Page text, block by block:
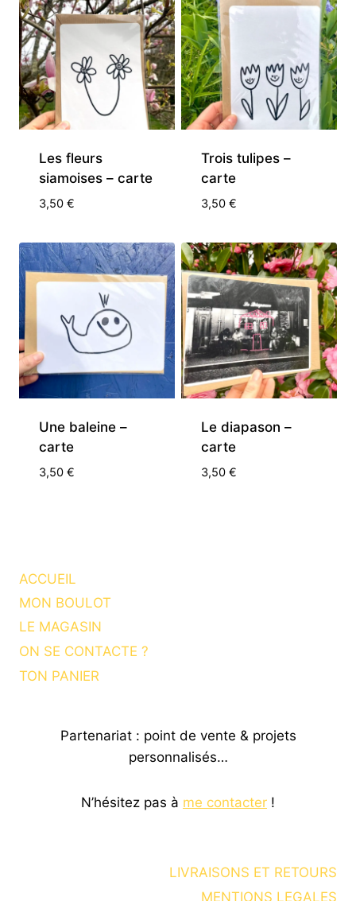
Les fleurs
siamoises – carte
3,50 €
Trois tulipes –
carte
3,50 €
Une baleine –
carte
3,50 €
Le diapason –
carte
3,50 €
ACCUEIL
MON BOULOT
LE MAGASIN
ON SE CONTACTE ?
TON PANIER
Partenariat : point de vente & projets
personnalisés…
N’hésitez pas à me contacter !
LIVRAISONS ET RETOURS
MENTIONS LEGALES